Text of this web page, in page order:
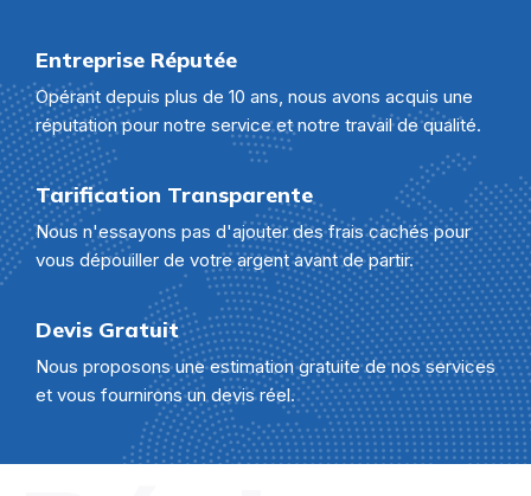
Entreprise Réputée
Opérant depuis plus de 10 ans, nous avons acquis une
réputation pour notre service et notre travail de qualité.
Tarification Transparente
Nous n'essayons pas d'ajouter des frais cachés pour
vous dépouiller de votre argent avant de partir.
Devis Gratuit
Nous proposons une estimation gratuite de nos services
et vous fournirons un devis réel.